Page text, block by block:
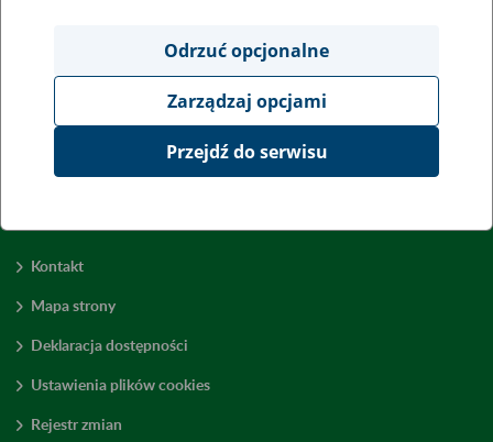
Wyświetl wszystkie
Kontakt
Mapa strony
Deklaracja dostępności
Ustawienia plików cookies
Rejestr zmian
Odrzuć opcjonalne
Zarządzaj opcjami
Przejdź do serwisu